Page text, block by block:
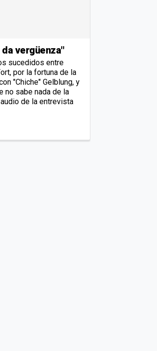
vergüenza"
sucedidos entre
por la fortuna de la
"Chiche" Gelblung, y
no sabe nada de la
de la entrevista